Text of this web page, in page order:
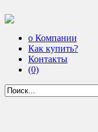
о Компании
Как купить?
Контакты
(0)